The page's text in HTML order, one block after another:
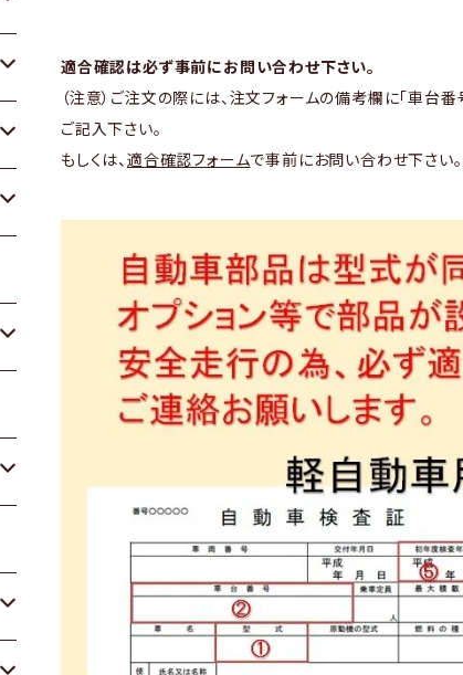
適合確認は必ず事前にお問い合わせ下さい。
（注意）ご注文の際には、注文フォームの備考欄に「車台番
ご記入下さい。
もしくは、 適合確認フォームで事前にお問い合わせ下さい。